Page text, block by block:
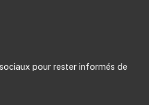
pour rester informés de